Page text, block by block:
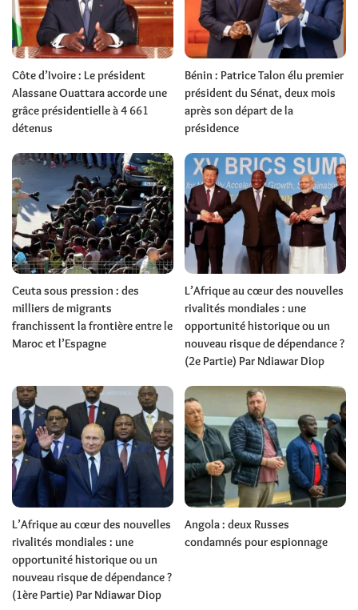
Côte d’Ivoire : Le président
Alassane Ouattara accorde une
grâce présidentielle à 4 661
détenus
Bénin : Patrice Talon élu premier
président du Sénat, deux mois
après son départ de la
présidence
Ceuta sous pression : des
milliers de migrants
franchissent la frontière entre le
Maroc et l’Espagne
L’Afrique au cœur des nouvelles
rivalités mondiales : une
opportunité historique ou un
nouveau risque de dépendance ?
(2e Partie) Par Ndiawar Diop
L’Afrique au cœur des nouvelles
rivalités mondiales : une
opportunité historique ou un
nouveau risque de dépendance ?
(1ère Partie) Par Ndiawar Diop
Angola : deux Russes
condamnés pour espionnage